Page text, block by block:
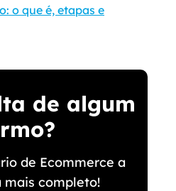
o que é, etapas e
de algum
de Ecommerce a
completo!